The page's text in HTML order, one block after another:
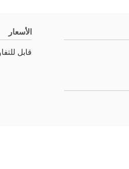
الأسعار
قابل